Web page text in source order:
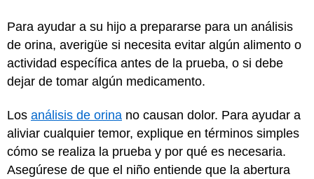
Para ayudar a su hijo a prepararse para un análisis
de orina, averigüe si necesita evitar algún alimento o
actividad específica antes de la prueba, o si debe
dejar de tomar algún medicamento.
Los análisis de orina no causan dolor. Para ayudar a
aliviar cualquier temor, explique en términos simples
cómo se realiza la prueba y por qué es necesaria.
Asegúrese de que el niño entiende que la abertura